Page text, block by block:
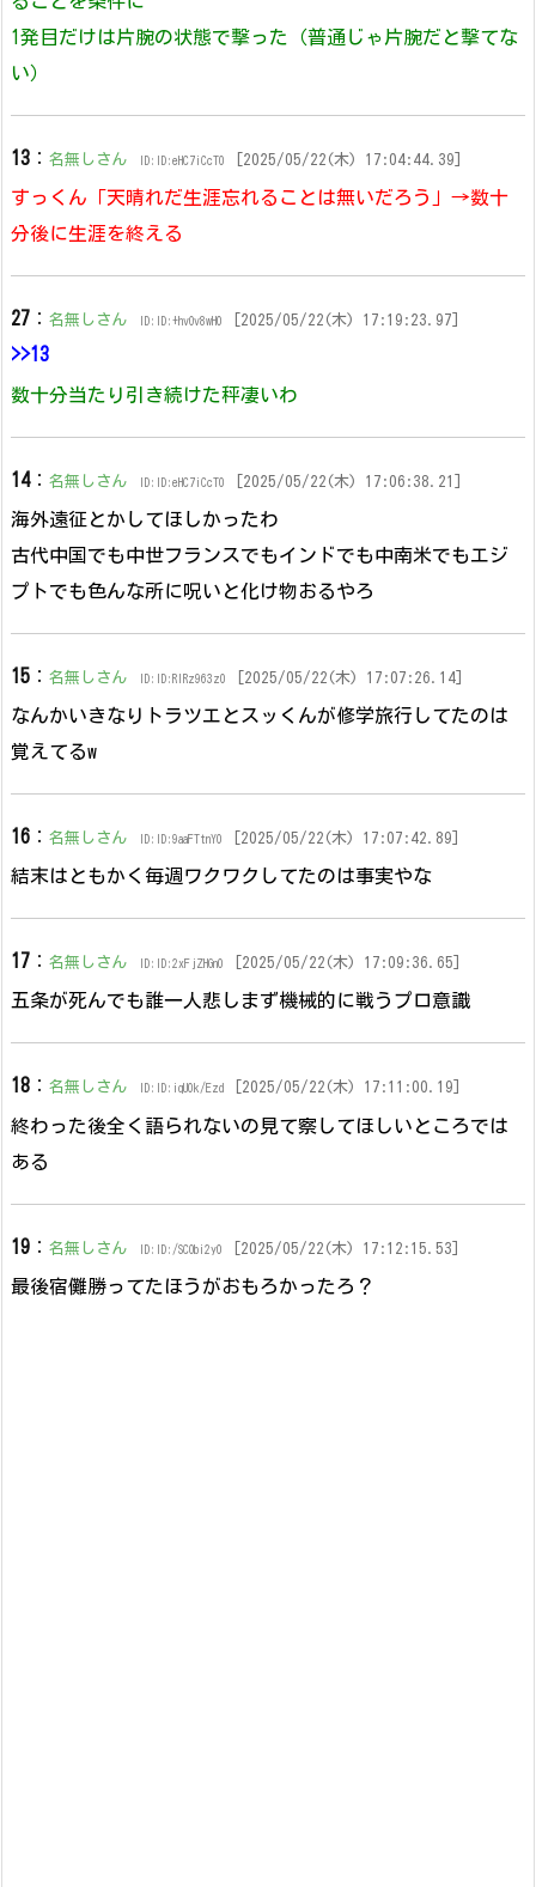
1発目だけは片腕の状態で撃った（普通じゃ片腕だと撃てな
い）
13 ： 名無しさん ID:ID:eHC7iCcT0 [2025/05/22(木) 17:04:44.39]
すっくん「天晴れだ生涯忘れることは無いだろう」→数十
分後に生涯を終える
27 ： 名無しさん ID:ID:+hvOv8wH0 [2025/05/22(木) 17:19:23.97]
>>13
数十分当たり引き続けた秤凄いわ
14： 名無しさん ID:ID:eHC7iCcT0 [2025/05/22(木) 17:06:38.21]
海外遠征とかしてほしかったわ
古代中国でも中世フランスでもインドでも中南米でもエジ
プトでも色んな所に呪いと化け物おるやろ
15 ： 名無しさん ID:ID:RIRz963z0 [2025/05/22(木) 17:07:26.14]
なんかいきなりトラツエとスッくんが修学旅行してたのは
覚えてるw
16 ： 名無しさん ID:ID:9aaFTtnY0 [2025/05/22(木) 17:07:42.89]
結末はともかく毎週ワクワクしてたのは事実やな
17 ： 名無しさん ID:ID:2xFjZHGn0 [2025/05/22(木) 17:09:36.65]
五条が死んでも誰一人悲しまず機械的に戦うプロ意識
18 ： 名無しさん ID:ID:iqU0k/Ezd [2025/05/22(木) 17:11:00.19]
終わった後全く語られないの見て察してほしいところでは
ある
19 ： 名無しさん ID:ID:/SCObi2y0 [2025/05/22(木) 17:12:15.53]
最後宿儺勝ってたほうがおもろかったろ？